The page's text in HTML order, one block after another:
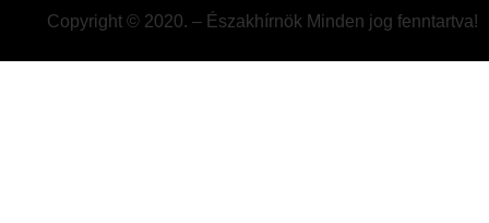
Copyright © 2020. – Északhírnök Minden jog fenntartva!